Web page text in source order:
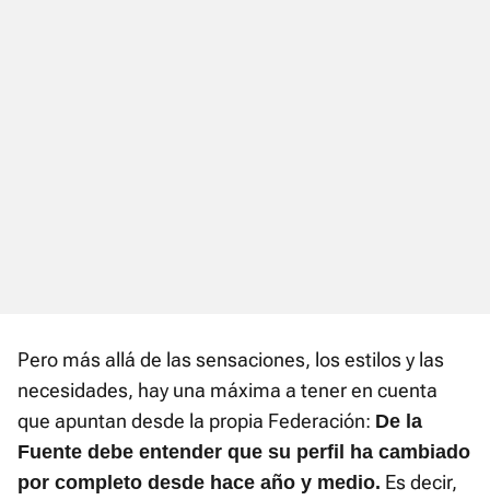
Pero más allá de las sensaciones, los estilos y las
necesidades, hay una máxima a tener en cuenta
que apuntan desde la propia Federación: De la
Fuente debe entender que su perfil ha cambiado
por completo desde hace año y medio. Es decir,